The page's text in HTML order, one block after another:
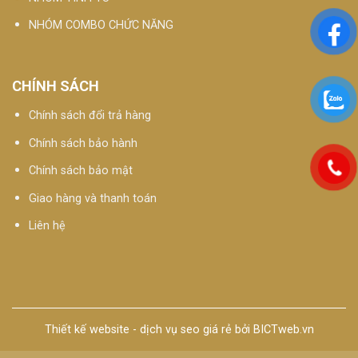
RLX là một sản phẩm bổ sung hoàn hảo để giúp giảm
stress, cải thiện giấc ngủ, đồng thời mang lại cảm giác thư
giãn và bình tĩnh cho người sử dụng. Với giá thành hợp lý và
thành phần tự nhiên, RLX là lựa chọn lý tưởng cho những ai
đang tìm kiếm một giải pháp an toàn và hiệu quả để cải thiện
sức khỏe tinh thần và thể chất.
tế bào gốc thực vật–
APLGO
NHÓM COMBO CHỨC NĂNG
CHÍNH SÁCH
Chính sách đổi trả hàng
Chính sách bảo hành
Chính sách bảo mật
Giao hàng và thanh toán
Liên hệ
Thiết kế website - dịch vụ seo giá rẻ bởi BICTweb.vn